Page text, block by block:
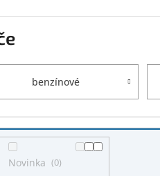
benzínové
Novinka 0